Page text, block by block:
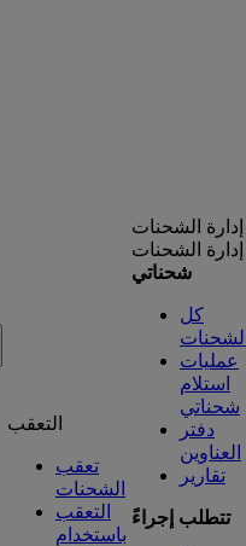
التعقب
تعقب
الشحنات
التعقب
باستخدام
إدارة الشحنات
إدارة الشحنات
شحناتي
كل
عمليات
استلام
شحناتي
دفتر
العناوين
تقارير
تتطلب إجراءً